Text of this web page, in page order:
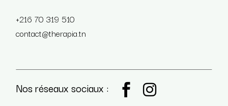
+216 70 319 510
contact@therapia.tn
Nos réseaux sociaux :